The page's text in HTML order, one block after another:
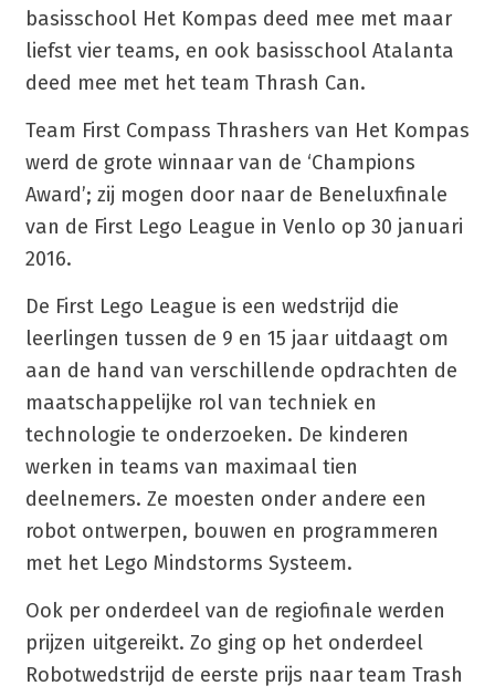
basisschool Het Kompas deed mee met maar
liefst vier teams, en ook basisschool Atalanta
deed mee met het team Thrash Can.
Team First Compass Thrashers van Het Kompas
werd de grote winnaar van de ‘Champions
Award’; zij mogen door naar de Beneluxfinale
van de First Lego League in Venlo op 30 januari
2016.
De First Lego League is een wedstrijd die
leerlingen tussen de 9 en 15 jaar uitdaagt om
aan de hand van verschillende opdrachten de
maatschappelijke rol van techniek en
technologie te onderzoeken. De kinderen
werken in teams van maximaal tien
deelnemers. Ze moesten onder andere een
robot ontwerpen, bouwen en programmeren
met het Lego Mindstorms Systeem.
Ook per onderdeel van de regiofinale werden
prijzen uitgereikt. Zo ging op het onderdeel
Robotwedstrijd de eerste prijs naar team Trash